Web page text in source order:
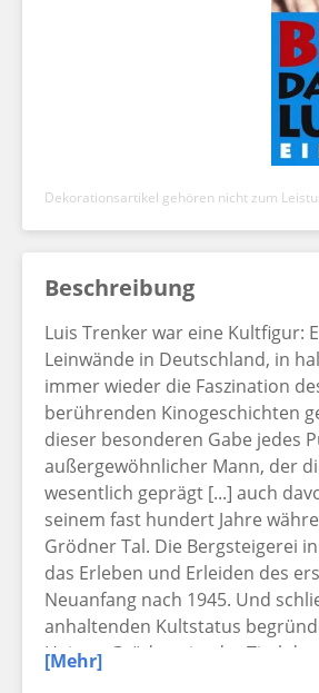
Dekorationsartikel gehören nicht zum
Beschreibung
Luis Trenker war eine Kultfigur:
Leinwände in Deutschland, in
immer wieder die Faszination
berührenden Kinogeschichten
dieser besonderen Gabe jedes
außergewöhnlicher Mann, der
wesentlich geprägt [...] auch
seinem fast hundert Jahre
Grödner Tal. Die Bergsteigerei
das Erleben und Erleiden des
Neuanfang nach 1945. Und
anhaltenden Kultstatus
Heimat Gröden - ist der Titel
[Mehr]